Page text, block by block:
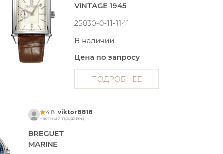
VINTAGE 1945
25830-0-11-1141
В наличии
Цена по запросу
ПОДРОБНЕЕ
4.8 viktor8818
Частный продавец
BREGUET
MARINE